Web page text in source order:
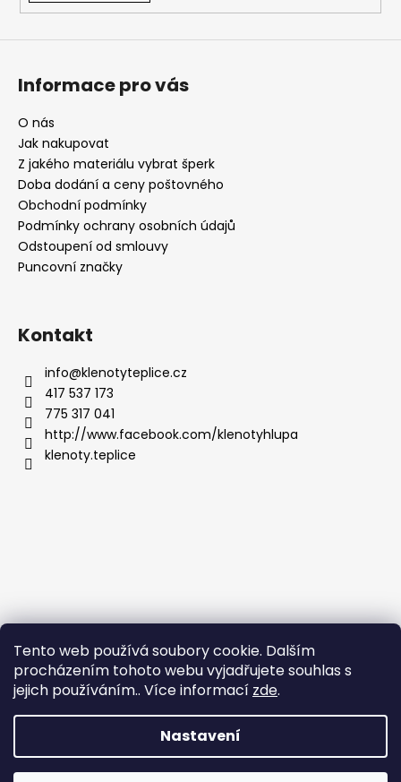
Tento web používá soubory cookie. Dalším
procházením tohoto webu vyjadřujete souhlas s
jejich používáním.. Více informací zde.
Nastavení
Informace pro vás
O nás
Jak nakupovat
Z jakého materiálu vybrat šperk
Doba dodání a ceny poštovného
Obchodní podmínky
Podmínky ochrany osobních údajů
Odstoupení od smlouvy
Puncovní značky
Kontakt
info@klenotyteplice.cz
417 537 173
775 317 041
http://www.facebook.com/klenotyhlupa
klenoty.teplice
Copyright 2026Klenoty Teplice. Všechna práva